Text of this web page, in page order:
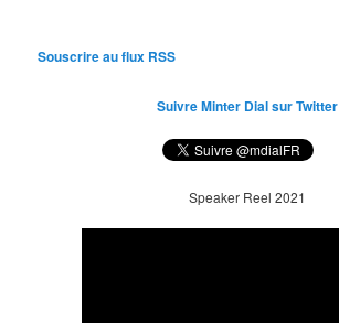
Souscrire au flux RSS
Suivre Minter Dial sur Twitter
Speaker Reel 2021